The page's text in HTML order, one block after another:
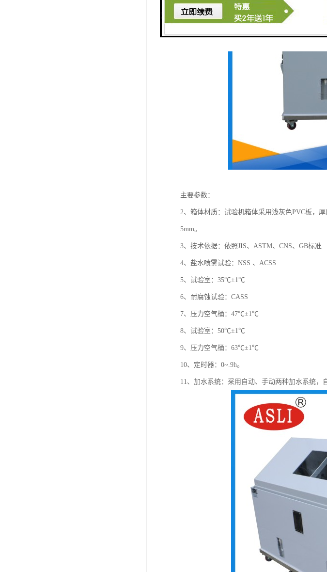
主要参数：
2、箱体材质：试验机箱体采用浅灰色PVC板，
5mm。
3、技术依据：依照JIS、ASTM、CNS、GB标准
4、盐水喷雾试验：NSS 、ACSS
5、试验室：35℃±1℃
6、耐腐蚀试验：CASS
7、压力空气桶：47℃±1℃
8、试验室：50℃±1℃
9、压力空气桶：63℃±1℃
10、定时器：0~.9h。
11、加水系统：采用自动、手动两种加水系统，